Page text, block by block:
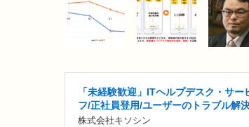
「未経験歓迎」ITヘルプデスク・サー
フ/正社員登用/ユーザーのトラブル解
株式会社キソシン